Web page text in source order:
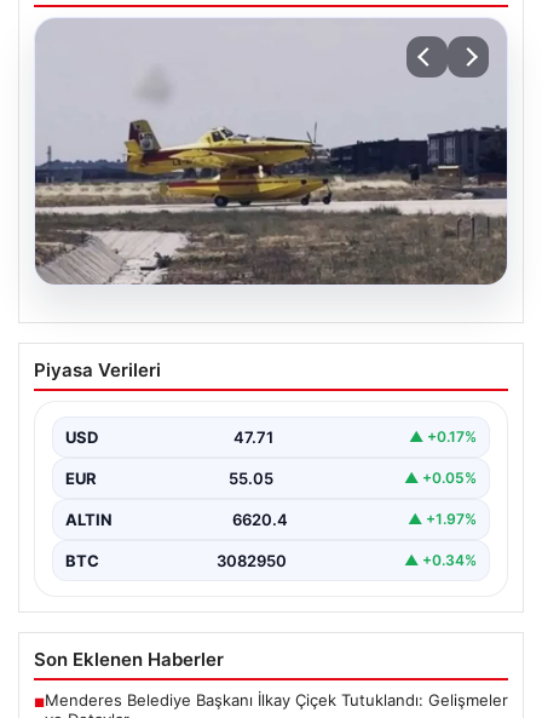
7 Nisan 2026 Güncel Altın Fiyatları:
Bugün Altın Ne Kadar Oldu?
ve jeopolitik risklerin yoğun etkisi altında dalgalı bir…
Piyasa Verileri
USD 47.71 ▲ +0.17%
EUR 55.05 ▲ +0.05%
ALTIN 6620.4 ▲ +1.97%
BTC 3082950 ▲ +0.34%
Son Eklenen Haberler
■Menderes Belediye Başkanı İlkay Çiçek Tutuklandı: Gelişmeler